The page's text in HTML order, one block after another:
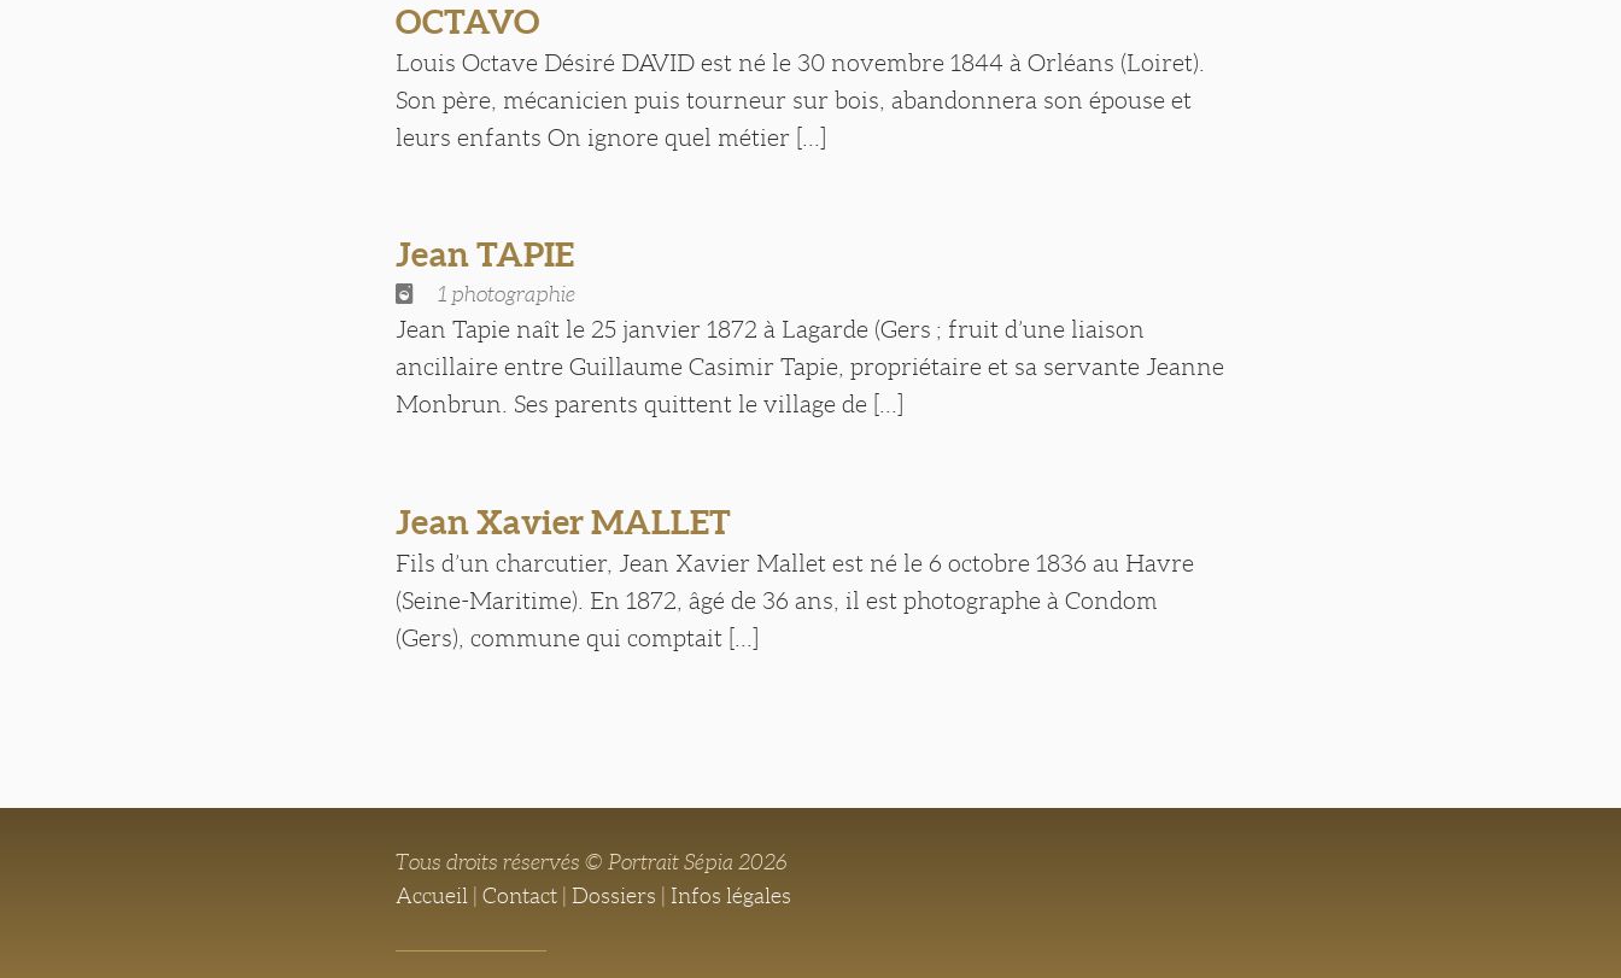
OCTAVO
Louis Octave Désiré DAVID est né le 30 novembre 1844 à Orléans (Loiret).
Son père, mécanicien puis tourneur sur bois, abandonnera son épouse et
leurs enfants On ignore quel métier [...]
Jean TAPIE
1 photographie
Jean Tapie naît le 25 janvier 1872 à Lagarde (Gers ; fruit d’une liaison
ancillaire entre Guillaume Casimir Tapie, propriétaire et sa servante Jeanne
Monbrun. Ses parents quittent le village de [...]
Jean Xavier MALLET
Fils d’un charcutier, Jean Xavier Mallet est né le 6 octobre 1836 au Havre
(Seine-Maritime). En 1872, âgé de 36 ans, il est photographe à Condom
(Gers), commune qui comptait [...]
Tous droits réservés © Portrait Sépia 2026
Accueil |Contact Dossiers Infos légales